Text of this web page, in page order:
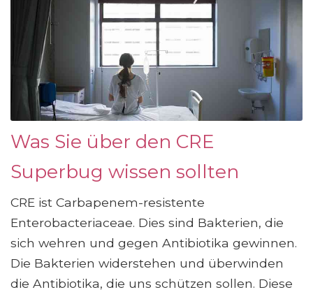
Was Sie über den CRE
Superbug wissen sollten
CRE ist Carbapenem-resistente
Enterobacteriaceae. Dies sind Bakterien, die
sich wehren und gegen Antibiotika gewinnen.
Die Bakterien widerstehen und überwinden
die Antibiotika, die uns schützen sollen. Diese